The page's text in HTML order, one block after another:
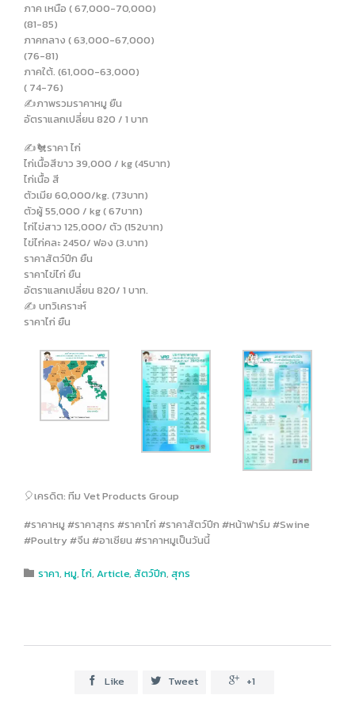
ภาค เหนือ ( 67,000-70,000)
(81-85)
ภาคกลาง ( 63,000-67,000)
(76-81)
ภาคใต้. (61,000-63,000)
( 74-76)
✍️ภาพรวมราคาหมู ยืน
อัตราแลกเปลี่ยน 820 / 1 บาท
✍️🐔ราคา ไก่
ไก่เนื้อสีขาว 39,000 / kg (45บาท)
ไก่เนื้อ สี
ตัวเมีย 60,000/kg. (73บาท)
ตัวผู้ 55,000 / kg ( 67บาท)
ไก่ไข่สาว 125,000/ ตัว (152บาท)
ไข่ไก่คละ 2450/ ฟอง (3.บาท)
ราคาสัตว์ปีก ยืน
ราคาไข่ไก่ ยืน
อัตราแลกเปลี่ยน 820/ 1 บาท.
✍️ บทวิเคราะห์
ราคาไก่ ยืน
🎈เครดิต: ทีม Vet Products Group
#ราคาหมู #ราคาสุกร #ราคาไก่ #ราคาสัตว์ปีก #หน้าฟาร์ม #Swine
#Poultry #จีน #อาเซียน #ราคาหมูเป็นวันนี้
 Category
ราคา, หมู, ไก่, Article, สัตว์ปีก, สุกร
 Like  Tweet  +1